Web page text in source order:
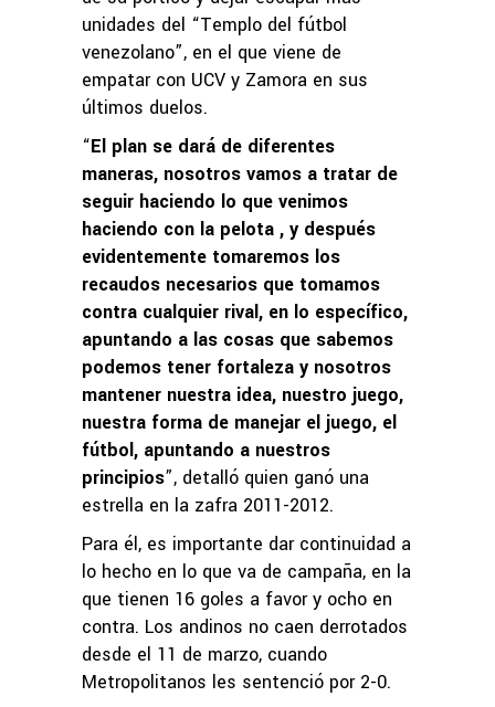
unidades del “Templo del fútbol
venezolano”, en el que viene de
empatar con UCV y Zamora en sus
últimos duelos.
“El plan se dará de diferentes
maneras, nosotros vamos a tratar de
seguir haciendo lo que venimos
haciendo con la pelota , y después
evidentemente tomaremos los
recaudos necesarios que tomamos
contra cualquier rival, en lo específico,
apuntando a las cosas que sabemos
podemos tener fortaleza y nosotros
mantener nuestra idea, nuestro juego,
nuestra forma de manejar el juego, el
fútbol, apuntando a nuestros
principios”, detalló quien ganó una
estrella en la zafra 2011-2012.
Para él, es importante dar continuidad a
lo hecho en lo que va de campaña, en la
que tienen 16 goles a favor y ocho en
contra. Los andinos no caen derrotados
desde el 11 de marzo, cuando
Metropolitanos les sentenció por 2-0.